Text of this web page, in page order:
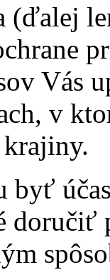
(ďalej
Vás
v
byť
doručiť